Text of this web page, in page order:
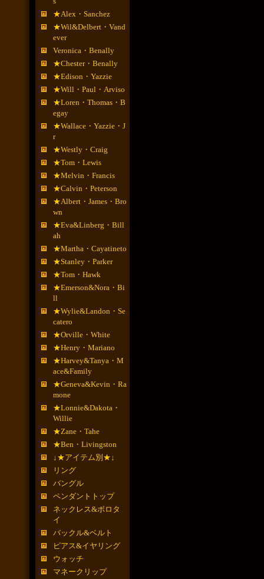
★Alex・Sanchez
★Wil&Delbert・Vand
ever
Veronica・Benally
★Chester・Benally
★Edison・Yazzie
★Will・Paul・Arviso
★Loren・Thomas・B
egay
★Wallace・Yazzie・J
r
★Westly・Craig
★Tom・Lewis
★Melvin・Francis
★Calvin・Peterson
★Albert・James・Bro
wn
★Eva&Linberg・Bill
ah
★Martha・Cayatineto
★Stanley・Parker
★Tom・Hawk
★Emerson&Nora・Bi
ll
★Wylie&Landon・Se
catero
★Orville・White
★Henry・Mariano
★Harvey&Tanya・M
ace&Family
★Geneva&Kevin・Ra
mone
★Lonnie&Dakota・
Willie
★Zane・Tahe
★Ben・Livingston
↓★アイテム別★↓
リング
バングル
ペンダントトップ
ネックレス&ボロタ
イ
バックル&ベルト
ピアス&イヤリング
ウォッチ
マネークリップ